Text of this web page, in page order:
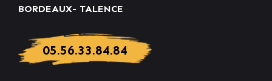
BORDEAUX- TALENCE
05.56.33.84.84